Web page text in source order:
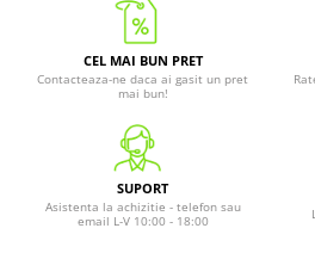
CEL MAI BUN PRET
Contacteaza-ne daca ai gasit un pret
mai bun!
SUPORT
Asistenta la achizitie - telefon sau
email L-V 10:00 - 18:00